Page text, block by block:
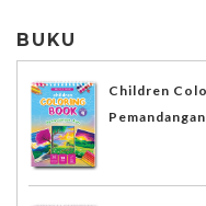
BUKU
Children
Pemandangan